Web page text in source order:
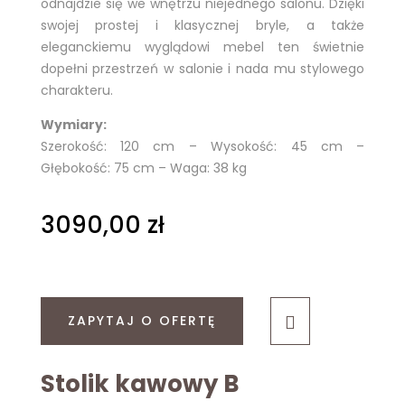
odnajdzie się we wnętrzu niejednego salonu. Dzięki
swojej prostej i klasycznej bryle, a także
eleganckiemu wyglądowi mebel ten świetnie
dopełni przestrzeń w salonie i nada mu stylowego
charakteru.
Wymiary:
Szerokość: 120 cm – Wysokość: 45 cm –
Głębokość: 75 cm – Waga: 38 kg
3090,00 zł
ZAPYTAJ O OFERTĘ
Stolik kawowy B